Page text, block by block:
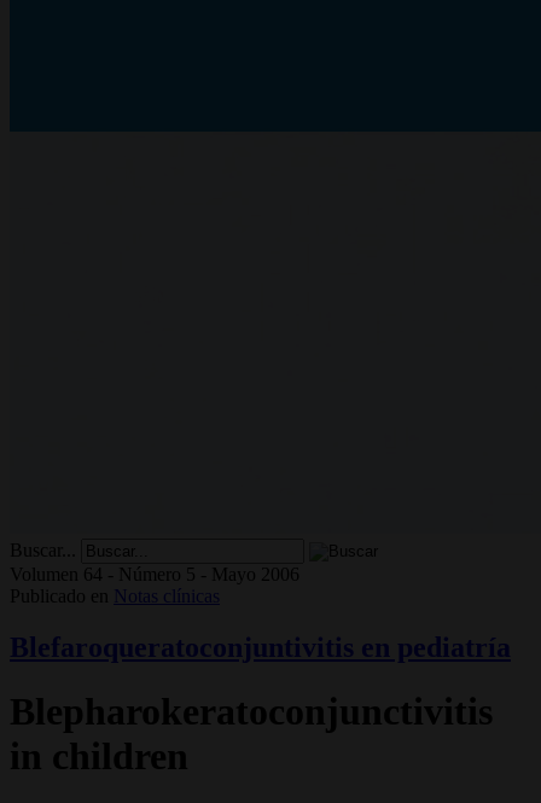
Buscar...
Volumen 64 - Número 5 - Mayo 2006
Publicado en
Notas clínicas
Blefaroqueratoconjuntivitis en pediatría
Blepharokeratoconjunctivitis
in children